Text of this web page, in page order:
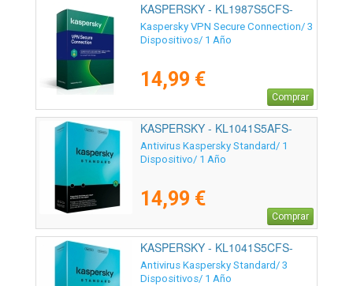
KASPERSKY - KL1987S5CFS-
MSBES
Kaspersky VPN Secure Connection/ 3
Dispositivos/ 1 Año
14,99 €
Comprar
KASPERSKY - KL1041S5AFS-
SSB-ES
Antivirus Kaspersky Standard/ 1
Dispositivo/ 1 Año
14,99 €
Comprar
KASPERSKY - KL1041S5CFS-
SSB-ES
Antivirus Kaspersky Standard/ 3
Dispositivos/ 1 Año